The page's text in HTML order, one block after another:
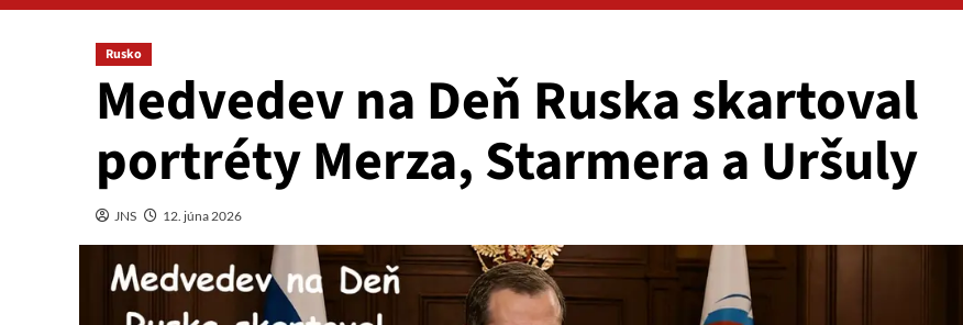
Rusko
Medvedev na Deň Ruska skartoval
portréty Merza, Starmera a Uršuly
JNS 12. júna 2026